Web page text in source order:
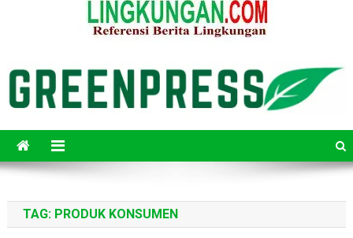
TAG: PRODUK KONSUMEN